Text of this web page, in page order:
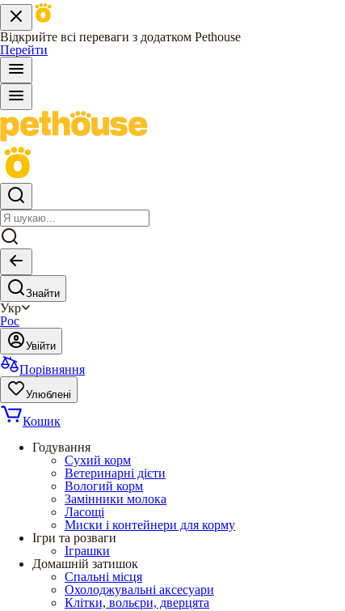
Відкрийте всі переваги з додатком Pethouse
Перейти
Знайти
Укр
Рос
Увійти
Порівняння
Улюблені
Кошик
Годування
Сухий корм
Ветеринарні дієти
Вологий корм
Замінники молока
Ласощі
Миски і контейнери для корму
Ігри та розваги
Іграшки
Домашній затишок
Спальні місця
Охолоджувальні аксесуари
Клітки, вольєри, дверцята